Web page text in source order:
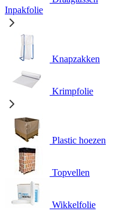
Inpakfolie
Knapzakken
Krimpfolie
Plastic hoezen
Topvellen
Wikkelfolie